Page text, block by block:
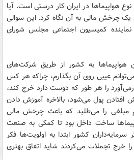
هواپیماها در ایران کار درستی است. آیا
یک چرخش مالی به آن نگاه کرد. این سوالی
کمیسیون اجتماعی مجلس شورای
هواپیماها به کشور از طریق شرکت‌های
عیبی روی آن بگذارم، چراکه هر کس
را هر طور که دوست دارد خرج کند،
پول می‌شود، بالاخره آموزش دادن
مبلغی را می‌طلبد که باعث چرخش مالی
ساخت داخل بود تا کمکی به صنعت
کشور ابتدا به اولویت‌ها فکر
خرج تجملات می‌کردند شاید اتفاق بهتری